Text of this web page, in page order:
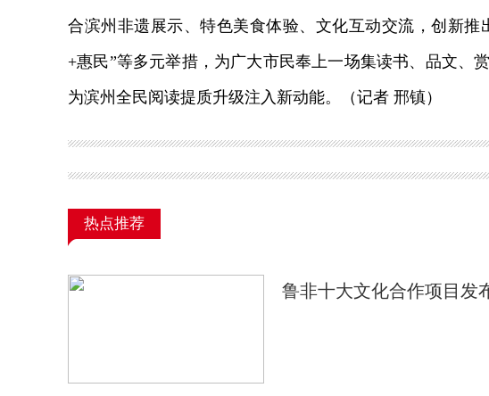
合滨州非遗展示、特色美食体验、文化互动交流，创新推
+惠民”等多元举措，为广大市民奉上一场集读书、品文、
为滨州全民阅读提质升级注入新动能。（记者 邢镇）
热点推荐
鲁非十大文化合作项目发